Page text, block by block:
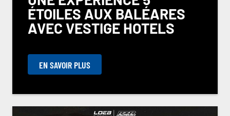
ÉTOILES AUX BALÉARES
AVEC VESTIGE HOTELS
EN SAVOIR PLUS